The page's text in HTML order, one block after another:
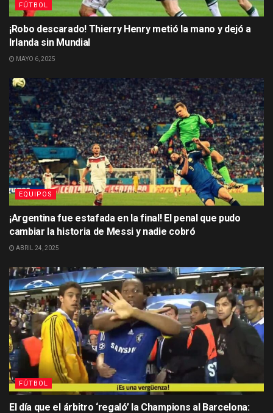
FÚTBOL
¡Robo descarado! Thierry Henry metió la mano y dejó a
Irlanda sin Mundial
MAYO 6, 2025
EQUIPOS
¡Argentina fue estafada en la final! El penal que pudo
cambiar la historia de Messi y nadie cobró
ABRIL 24, 2025
FÚTBOL
El día que el árbitro ‘regaló’ la Champions al Barcelona: